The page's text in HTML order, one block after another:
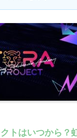
トはいつから？